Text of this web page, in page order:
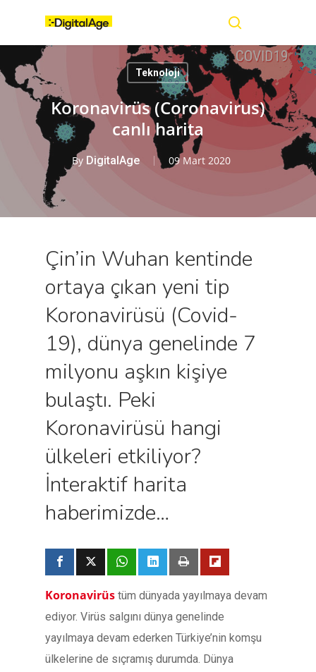
content
Teknoloji
Koronavirüs (Coronavirus)
canlı harita
By DigitalAge 09 Mart 2020
Çin’in Wuhan kentinde
ortaya çıkan yeni tip
Koronavirüsü (Covid-
19), dünya genelinde 7
milyonu aşkın kişiye
bulaştı. Peki
Koronavirüsü hangi
ülkeleri etkiliyor?
İnteraktif harita
haberimizde…
Koronavirüs tüm dünyada yayılmaya devam
ediyor. Virüs salgını dünya genelinde
yayılmaya devam ederken Türkiye’nin komşu
ülkelerine de sıçramış durumda. Dünya